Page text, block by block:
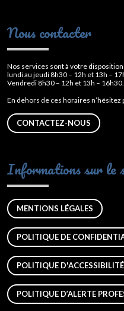
Nous contacter
Nos services sont à votre disposition
lundi au jeudi 8h30 – 12h et 13h –
Vendredi 8h30 – 12h et 13h – 16h30.
En dehors de ces horaires
CONTACTEZ-NOUS
Informations sur le
MENTIONS LÉGALES
POLITIQUE DE
POLITIQUE D'ACCESSIBILITÉ
POLITIQUE D’ALERTE